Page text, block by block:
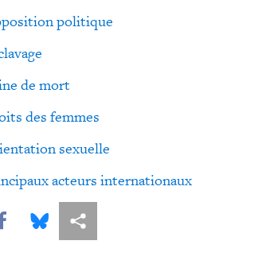
politique
de mort
des femmes
sexuelle
acteurs internationaux
this via Facebook
Share this via Bluesky
Share this via Partagez